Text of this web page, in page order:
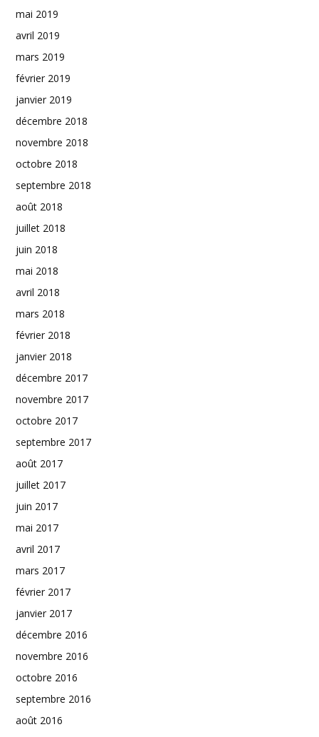
mai 2019
avril 2019
mars 2019
février 2019
janvier 2019
décembre 2018
novembre 2018
octobre 2018
septembre 2018
août 2018
juillet 2018
juin 2018
mai 2018
avril 2018
mars 2018
février 2018
janvier 2018
décembre 2017
novembre 2017
octobre 2017
septembre 2017
août 2017
juillet 2017
juin 2017
mai 2017
avril 2017
mars 2017
février 2017
janvier 2017
décembre 2016
novembre 2016
octobre 2016
septembre 2016
août 2016